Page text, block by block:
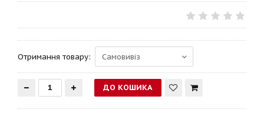
Отримання товару: